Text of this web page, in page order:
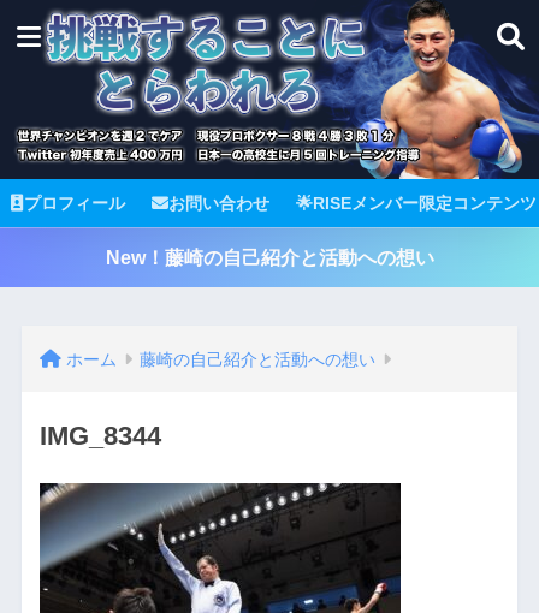
プロフィール お問い合わせ 🌟RISEメンバー限定コンテンツ
New！藤崎の自己紹介と活動への想い
ホーム 藤崎の自己紹介と活動への想い
IMG_8344